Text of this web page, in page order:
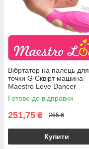
Вібртатор на палець для
точки G Сквірт машина
Maestro Love Dancer
Готово до відправки
251,75 ₴ 265 ₴
Купити